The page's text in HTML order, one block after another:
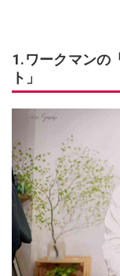
1.ワークマンの
ト」